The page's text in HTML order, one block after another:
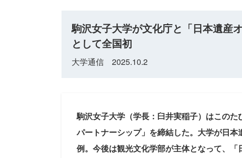
駒沢女子大学が文化庁と「日本遺産
として全国初
大学通信 2025.10.2
駒沢女子大学（学長：臼井実稲子）はこの
パートナーシップ」を締結した。大学が日
例。今後は観光文化学部が主体となって、